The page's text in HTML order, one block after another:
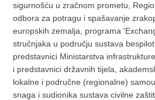
sigurnošću u zračnom prometu,
odbora za potragu i spašavanje
europskih zemalja, programa
stručnjaka u području sustava
predstavnici Ministarstva
i predstavnici državnih tijela,
lokalne i područne (regionalne)
snaga i sudionika sustava civilne